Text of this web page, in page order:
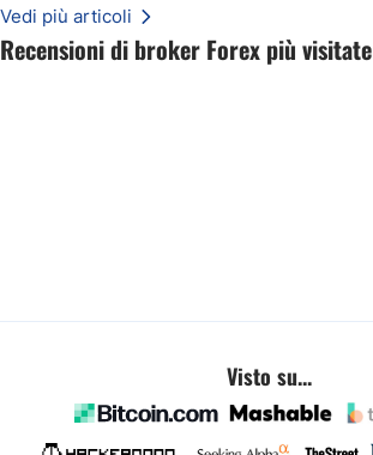
Recensioni di broker Forex più visitate
Vedi più articoli
Visto su...